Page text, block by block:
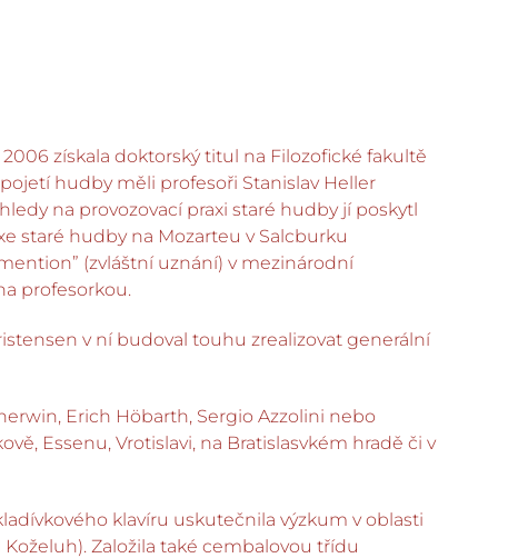
získala doktorský titul na Filozofické fakultě
pojetí hudby měli profesoři Stanislav Heller
na provozovací praxi staré hudby jí poskytl
staré hudby na Mozarteu v Salcburku
(zvláštní uznání) v mezinárodní
profesorkou.
v ní budoval touhu zrealizovat generální
Erich Höbarth, Sergio Azzolini nebo
Essenu, Vrotislavi, na Bratislasvkém hradě či v
klavíru uskutečnila výzkum v oblasti
Založila také cembalovou třídu